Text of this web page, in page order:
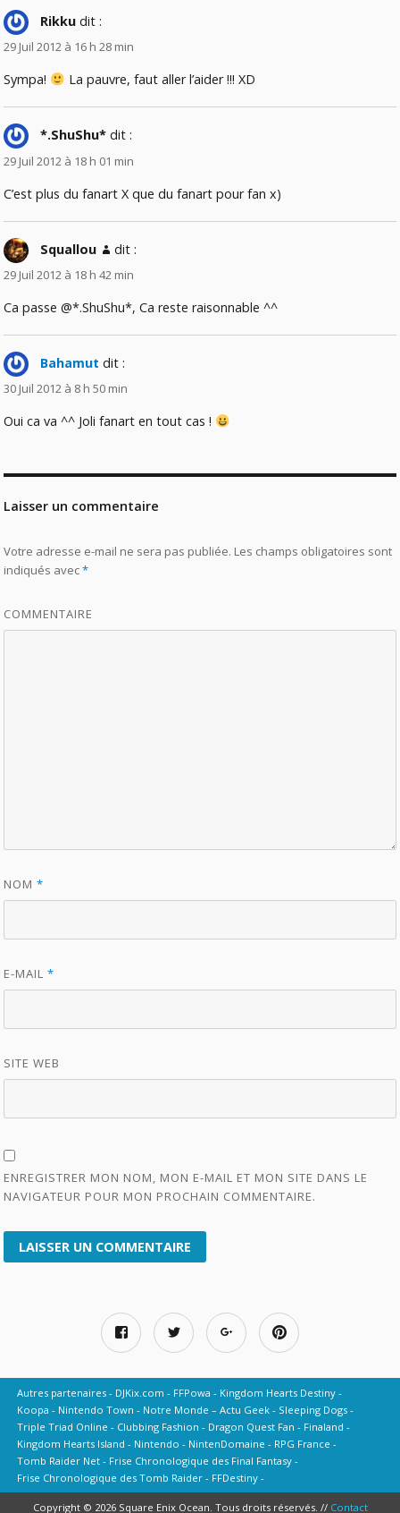
Rikku dit :
29 Juil 2012 à 16 h 28 min
Sympa! La pauvre, faut aller l’aider !!! XD
*.ShuShu* dit :
29 Juil 2012 à 18 h 01 min
C’est plus du fanart X que du fanart pour fan x)
Squallou dit :
29 Juil 2012 à 18 h 42 min
Ca passe @*.ShuShu*, Ca reste raisonnable ^^
Bahamut dit :
30 Juil 2012 à 8 h 50 min
Oui ca va ^^ Joli fanart en tout cas !
Laisser un commentaire
Votre adresse e-mail ne sera pas publiée. Les champs obligatoires sont
indiqués avec*
COMMENTAIRE
NOM*
E-MAIL*
SITE WEB
ENREGISTRER MON NOM, MON E-MAIL ET MON SITE DANS LE
NAVIGATEUR POUR MON PROCHAIN COMMENTAIRE.
Autres partenaires DJKix.com FFPowa
Kingdom Hearts Destiny
Koopa
Nintendo Town Notre Monde – Actu Geek
Sleeping Dogs
Triple Triad Online
Clubbing Fashion Dragon Quest Fan
Finaland
Kingdom Hearts Island
Nintendo NintenDomaine
RPG France
Tomb Raider Net
Frise Chronologique des Final Fantasy
Frise Chronologique des Tomb Raider
FFDestiny
Copyright © 2026 Square Enix Ocean. Tous droits réservés. // Contact